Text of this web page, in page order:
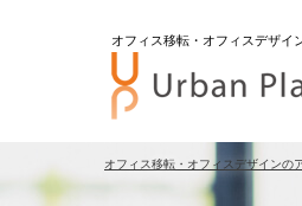
オフィス移転・オフィスデザイ
オフィス移転・オフィスデザインの